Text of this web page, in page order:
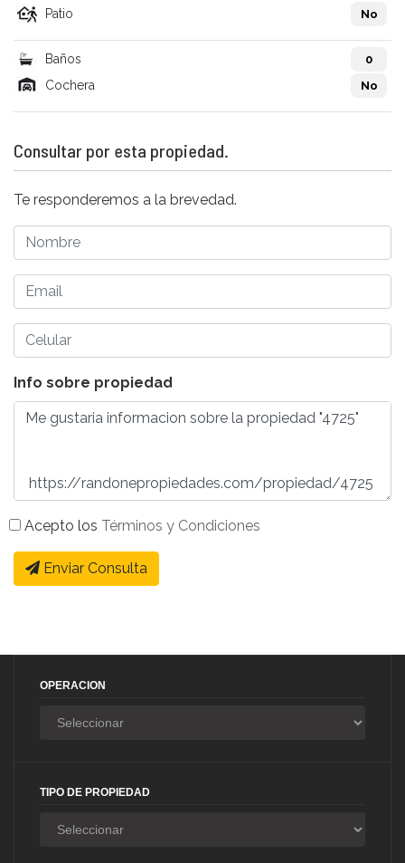
Patio No
Baños 0
Cochera No
Consultar por esta propiedad.
Te responderemos a la brevedad.
Info sobre propiedad
Acepto los Términos y Condiciones
Enviar Consulta
OPERACION
TIPO DE PROPIEDAD